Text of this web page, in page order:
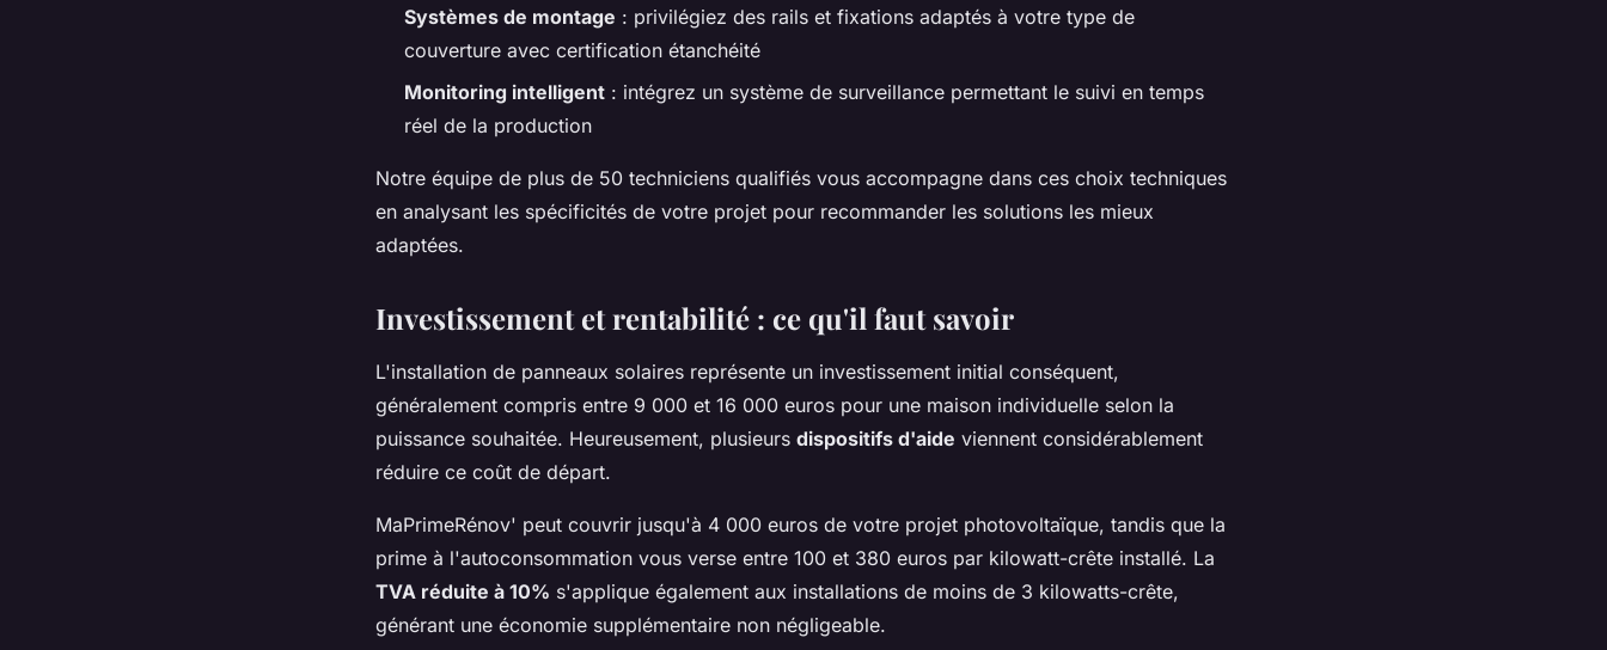
Systèmes de montage : privilégiez des rails et fixations adaptés à votre type de
couverture avec certification étanchéité
Monitoring intelligent : intégrez un système de surveillance permettant le suivi en temps
réel de la production
Notre équipe de plus de 50 techniciens qualifiés vous accompagne dans ces choix techniques
en analysant les spécificités de votre projet pour recommander les solutions les mieux
adaptées.
Investissement et rentabilité : ce qu'il faut savoir
L'installation de panneaux solaires représente un investissement initial conséquent,
généralement compris entre 9 000 et 16 000 euros pour une maison individuelle selon la
puissance souhaitée. Heureusement, plusieurs dispositifs d'aide viennent considérablement
réduire ce coût de départ.
MaPrimeRénov' peut couvrir jusqu'à 4 000 euros de votre projet photovoltaïque, tandis que la
prime à l'autoconsommation vous verse entre 100 et 380 euros par kilowatt-crête installé. La
TVA réduite à 10% s'applique également aux installations de moins de 3 kilowatts-crête,
générant une économie supplémentaire non négligeable.